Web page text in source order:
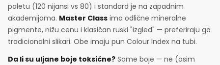
paletu (120 nijansi vs 80) i standard je na zapadnim
akademijama. Master Class ima odlične mineralne
pigmente, nižu cenu i klasičan ruski "izgled" — preferiraju ga
tradicionalni slikari. Obe imaju pun Colour Index na tubi.
Da li su uljane boje toksične? Same boje — ne (osim